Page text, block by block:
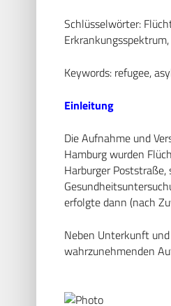
Schlüsselwörter:
Erkrankungsspektrum,
Keywords: refugee,
Einleitung
Die Aufnahme und
Hamburg wurden
Harburger
erfolgte dann (nach
Neben Unterkunft
wahrzunehmenden